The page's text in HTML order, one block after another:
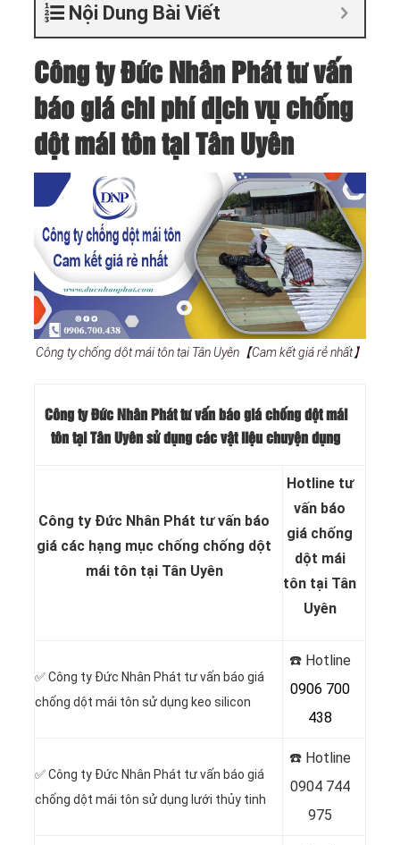
Nội Dung Bài Viết
Công ty Đức Nhân Phát tư vấn
báo giá chi phí dịch vụ chống
dột mái tôn tại Tân Uyên
Công ty chống dột mái tôn tại Tân Uyên【Cam kết giá rẻ nhất】
Công ty Đức Nhân Phát tư vấn báo giá chống dột mái
tôn tại Tân Uyên sử dụng các vật liệu chuyện dụng
Công ty Đức Nhân Phát tư vấn báo
giá các hạng mục chống chống dột
mái tôn tại Tân Uyên
Hotline tư
vấn báo
giá chống
dột mái
tôn tại Tân
Uyên
✅Công ty Đức Nhân Phát tư vấn báo giá
chống dột mái tôn sử dụng keo silicon
☎️ Hotline
0906 700
438
✅Công ty Đức Nhân Phát tư vấn báo giá
chống dột mái tôn sử dụng lưới thủy tinh
☎️ Hotline
0904 744
975